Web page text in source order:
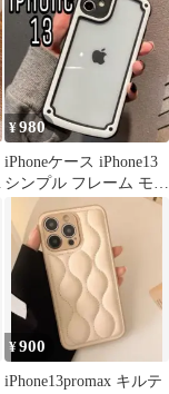
¥980
iPhoneケース iPhone13
シンプル フレーム モノ
トーン 耐衝撃
¥900
iPhone13promax キルテ